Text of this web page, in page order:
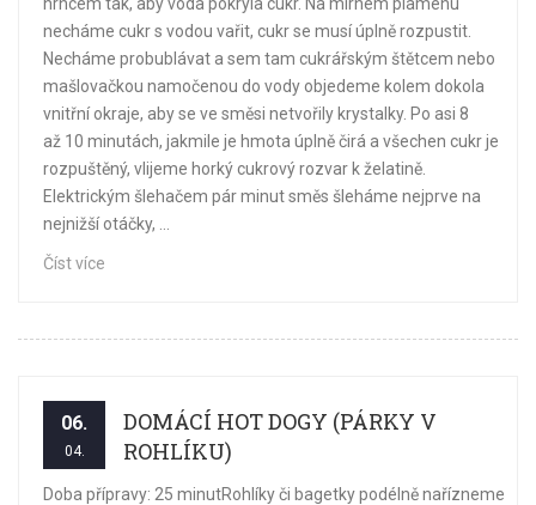
necháme cukr s vodou vařit, cukr se musí úplně rozpustit.
Necháme probublávat a sem tam cukrářským štětcem nebo
mašlovačkou namočenou do vody objedeme kolem dokola
vnitřní okraje, aby se ve směsi netvořily krystalky. Po asi 8
až 10 minutách, jakmile je hmota úplně čirá a všechen cukr je
rozpuštěný, vlijeme horký cukrový rozvar k želatině.
Elektrickým šlehačem pár minut směs šleháme nejprve na
nejnižší otáčky, ...
Číst více
06.
04.
DOMÁCÍ HOT DOGY (PÁRKY V
ROHLÍKU)
Doba přípravy: 25 minutRohlíky či bagetky podélně nařízneme